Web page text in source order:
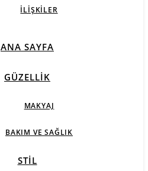
İLIŞKILER
ANA SAYFA
GÜZELLIK
MAKYAJ
BAKIM VE SAĞLIK
STIL